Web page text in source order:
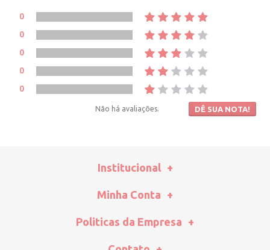
0
0
0
0
0
Não há avaliações. DÊ SUA NOTA!
Institucional
Minha Conta
Politicas da Empresa